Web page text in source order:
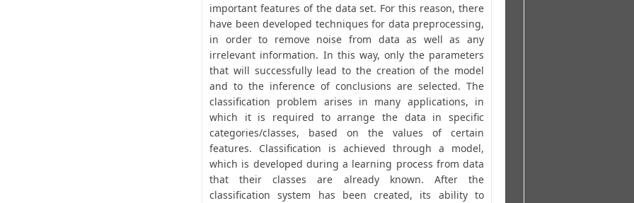
important features of the data set. For this reason, there
have been developed techniques for data preprocessing,
in order to remove noise from data as well as any
irrelevant information. In this way, only the parameters
that will successfully lead to the creation of the model
and to the inference of conclusions are selected. The
classification problem arises in many applications, in
which it is required to arrange the data in specific
categories/classes, based on the values of certain
features. Classification is achieved through a model,
which is developed during a learning process from data
that their classes are already known. After the
classification system has been created, its ability to